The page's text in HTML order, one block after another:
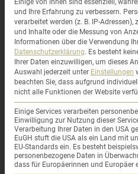
Einige von ihnen sind essenziell,
und Ihre Erfahrung zu verbessern.
verarbeitet werden (z. B. IP-Adressen),
und Inhalte oder die Messung von
Informationen über die Verwendung
Datenschutzerklärung. Es besteht
Ihrer Daten einzuwilligen, um dieses
Auswahl jederzeit unter Einstellungen
beachten Sie, dass aufgrund
nicht alle Funktionen der Website
Einige Services verarbeiten
Einwilligung zur Nutzung dieser
Verarbeitung Ihrer Daten in den USA
EuGH stuft die USA als ein Land mit
EU-Standards ein. Es besteht
personenbezogene Daten in
dass für Europäerinnen und Europäer